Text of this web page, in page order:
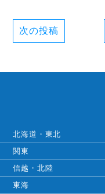
次の投稿
北海道・東北
関東
信越・北陸
東海